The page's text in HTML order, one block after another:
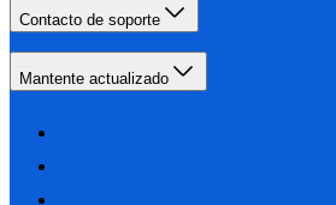
Contacto de soporte
Mantente actualizado